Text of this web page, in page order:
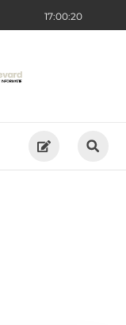
17:00:21